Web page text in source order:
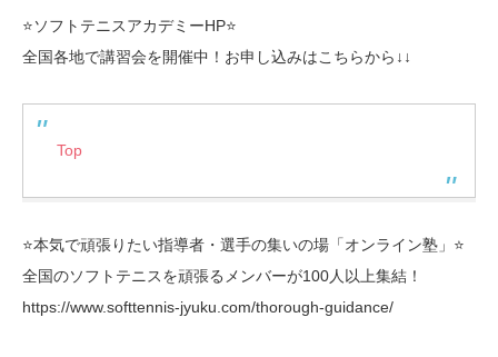
⭐️ソフトテニスアカデミーHP⭐️
全国各地で講習会を開催中！お申し込みはこちらから↓↓
Top
⭐️本気で頑張りたい指導者・選手の集いの場「オンライン塾」⭐️
全国のソフトテニスを頑張るメンバーが100人以上集結！
https://www.softtennis-jyuku.com/thorough-guidance/